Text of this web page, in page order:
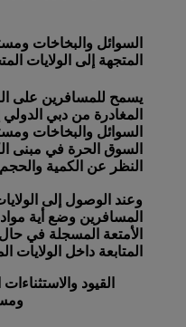
السوائل والبخاخات
المتجهة إلى الولايات
يسمح للمسافرين على
المغادرة من دبي الدولي
السوائل والبخاخات
السوق الحرة في مبنى
النظر عن الكمية
وعند الوصول إلى
الأمتعة المسجلة في
المتابعة داخل الولايات
القيود